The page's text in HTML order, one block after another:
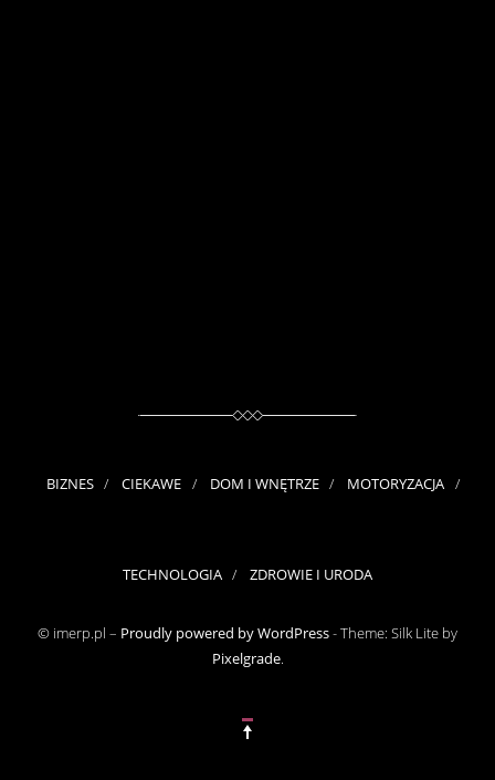
BIZNES CIEKAWE DOM I WNĘTRZE MOTORYZACJA
TECHNOLOGIA ZDROWIE I URODA
© imerp.pl – Proudly powered by WordPress-Theme: Silk Lite by
Pixelgrade.